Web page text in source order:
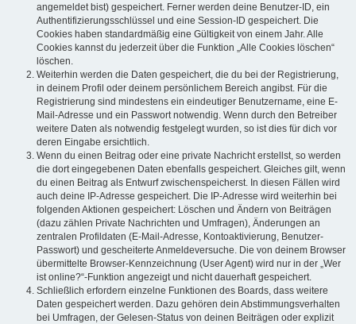
angemeldet bist) gespeichert. Ferner werden deine Benutzer-ID, ein
Authentifizierungsschlüssel und eine Session-ID gespeichert. Die
Cookies haben standardmäßig eine Gültigkeit von einem Jahr. Alle
Cookies kannst du jederzeit über die Funktion „Alle Cookies löschen“
löschen.
Weiterhin werden die Daten gespeichert, die du bei der Registrierung,
in deinem Profil oder deinem persönlichem Bereich angibst. Für die
Registrierung sind mindestens ein eindeutiger Benutzername, eine E-
Mail-Adresse und ein Passwort notwendig. Wenn durch den Betreiber
weitere Daten als notwendig festgelegt wurden, so ist dies für dich vor
deren Eingabe ersichtlich.
Wenn du einen Beitrag oder eine private Nachricht erstellst, so werden
die dort eingegebenen Daten ebenfalls gespeichert. Gleiches gilt, wenn
du einen Beitrag als Entwurf zwischenspeicherst. In diesen Fällen wird
auch deine IP-Adresse gespeichert. Die IP-Adresse wird weiterhin bei
folgenden Aktionen gespeichert: Löschen und Ändern von Beiträgen
(dazu zählen Private Nachrichten und Umfragen), Änderungen an
zentralen Profildaten (E-Mail-Adresse, Kontoaktivierung, Benutzer-
Passwort) und gescheiterte Anmeldeversuche. Die von deinem Browser
übermittelte Browser-Kennzeichnung (User Agent) wird nur in der „Wer
ist online?“-Funktion angezeigt und nicht dauerhaft gespeichert.
Schließlich erfordern einzelne Funktionen des Boards, dass weitere
Daten gespeichert werden. Dazu gehören dein Abstimmungsverhalten
bei Umfragen, der Gelesen-Status von deinen Beiträgen oder explizit